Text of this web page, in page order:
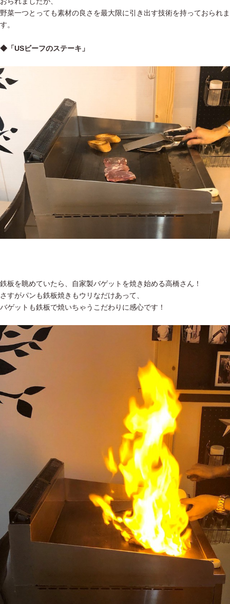
野菜一つとっても素材の良さを最大限に引き出す技術を持っておられま
す。
◆「USビーフのステーキ」
鉄板を眺めていたら、自家製バゲットを焼き始める高橋さん！
さすがパンも鉄板焼きもウリなだけあって、
バゲットも鉄板で焼いちゃうこだわりに感心です！